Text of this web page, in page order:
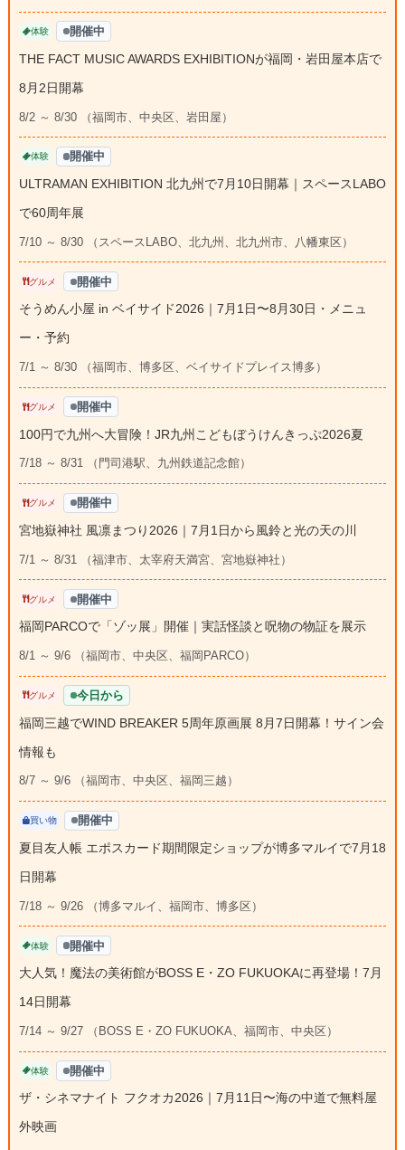
体験 開催中
THE FACT MUSIC AWARDS EXHIBITIONが福岡・岩田屋本店で
8月2日開幕
8/2 ～ 8/30 （福岡市、中央区、岩田屋）
体験 開催中
ULTRAMAN EXHIBITION 北九州で7月10日開幕｜スペースLABO
で60周年展
7/10 ～ 8/30 （スペースLABO、北九州、北九州市、八幡東区）
グルメ 開催中
そうめん小屋 in ベイサイド2026｜7月1日〜8月30日・メニュ
ー・予約
7/1 ～ 8/30 （福岡市、博多区、ベイサイドプレイス博多）
グルメ 開催中
100円で九州へ大冒険！JR九州こどもぼうけんきっぷ2026夏
7/18 ～ 8/31 （門司港駅、九州鉄道記念館）
グルメ 開催中
宮地嶽神社 風凛まつり2026｜7月1日から風鈴と光の天の川
7/1 ～ 8/31 （福津市、太宰府天満宮、宮地嶽神社）
グルメ 開催中
福岡PARCOで「ゾッ展」開催｜実話怪談と呪物の物証を展示
8/1 ～ 9/6 （福岡市、中央区、福岡PARCO）
グルメ 今日から
福岡三越でWIND BREAKER 5周年原画展 8月7日開幕！サイン会
情報も
8/7 ～ 9/6 （福岡市、中央区、福岡三越）
買い物 開催中
夏目友人帳 エポスカード期間限定ショップが博多マルイで7月18
日開幕
7/18 ～ 9/26 （博多マルイ、福岡市、博多区）
体験 開催中
大人気！魔法の美術館がBOSS E・ZO FUKUOKAに再登場！7月
14日開幕
7/14 ～ 9/27 （BOSS E・ZO FUKUOKA、福岡市、中央区）
体験 開催中
ザ・シネマナイト フクオカ2026｜7月11日〜海の中道で無料屋
外映画